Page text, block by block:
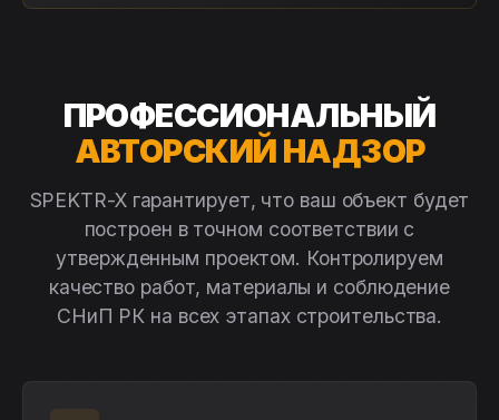
ПРОФЕССИОНАЛЬНЫЙ
АВТОРСКИЙ НАДЗОР
SPEKTR-X гарантирует, что ваш объект будет
построен в точном соответствии с
утвержденным проектом. Контролируем
качество работ, материалы и соблюдение
СНиП РК на всех этапах строительства.